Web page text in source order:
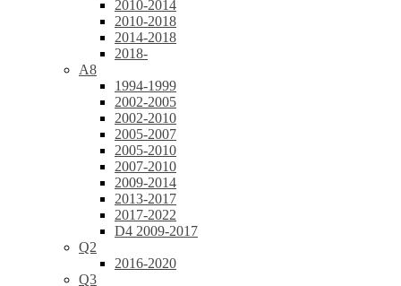
2010-2014
2010-2018
2014-2018
2018-
A8
1994-1999
2002-2005
2002-2010
2005-2007
2005-2010
2007-2010
2009-2014
2013-2017
2017-2022
D4 2009-2017
Q2
2016-2020
Q3